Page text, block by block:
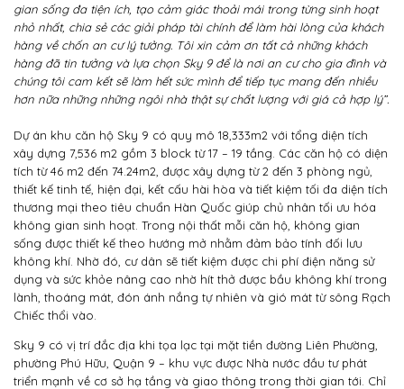
gian sống đa tiện ích, tạo cảm giác thoải mái trong từng sinh hoạt
nhỏ nhất, chia sẻ các giải pháp tài chính để làm hài lòng của khách
hàng về chốn an cư lý tưởng. Tôi xin cảm ơn tất cả những khách
hàng đã tin tưởng và lựa chọn Sky 9 để là nơi an cư cho gia đình và
chúng tôi cam kết sẽ làm hết sức mình để tiếp tục mang đến nhiều
hơn nữa những những ngôi nhà thật sự chất lượng với giá cả hợp lý”.
Dự án khu căn hộ Sky 9 có quy mô 18,333m2 với tổng diện tích
xây dựng 7,536 m2 gồm 3 block từ 17 – 19 tầng. Các căn hộ có diện
tích từ 46 m2 đến 74.24m2, được xây dựng từ 2 đến 3 phòng ngủ,
thiết kế tinh tế, hiện đại, kết cấu hài hòa và tiết kiệm tối đa diện tích
thương mại theo tiêu chuẩn Hàn Quốc giúp chủ nhân tối ưu hóa
không gian sinh hoạt. Trong nội thất mỗi căn hộ, không gian
sống được thiết kế theo hướng mở nhằm đảm bảo tính đối lưu
không khí. Nhờ đó, cư dân sẽ tiết kiệm được chi phí điện năng sử
dụng và sức khỏe nâng cao nhờ hít thở được bầu không khí trong
lành, thoáng mát, đón ánh nắng tự nhiên và gió mát từ sông Rạch
Chiếc thổi vào.
Sky 9 có vị trí đắc địa khi tọa lạc tại mặt tiền đường Liên Phường,
phường Phú Hữu, Quận 9 – khu vực được Nhà nước đầu tư phát
triển mạnh về cơ sở hạ tầng và giao thông trong thời gian tới. Chỉ